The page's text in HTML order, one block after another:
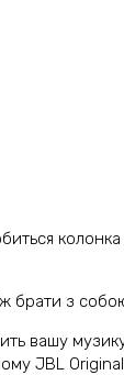
брати з
вашу
JBL